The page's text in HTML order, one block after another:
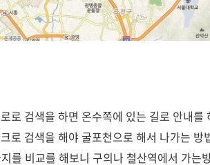
로 검색을 하면 온수쪽에 있는 길로 안내
로 검색을 해야 굴포천으로 해서 나가는
를 비교를 해보니 구의나 철산역에서 가는